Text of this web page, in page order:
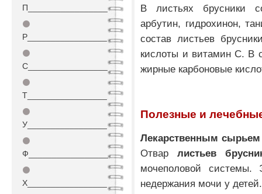
П_________________
⚫
Р_________________
⚫
С_________________
⚫
Т_________________
⚫
У_________________
⚫
Ф_________________
⚫
Х_________________
В листьях брусники
арбутин, гидрохинон,
состав листьев
кислоты и витамин С. В
жирные карбоновые
Полезные и
Лекарственным сырьем
Отварлистьев
мочеполовой системы.
недержания мочи у детей.